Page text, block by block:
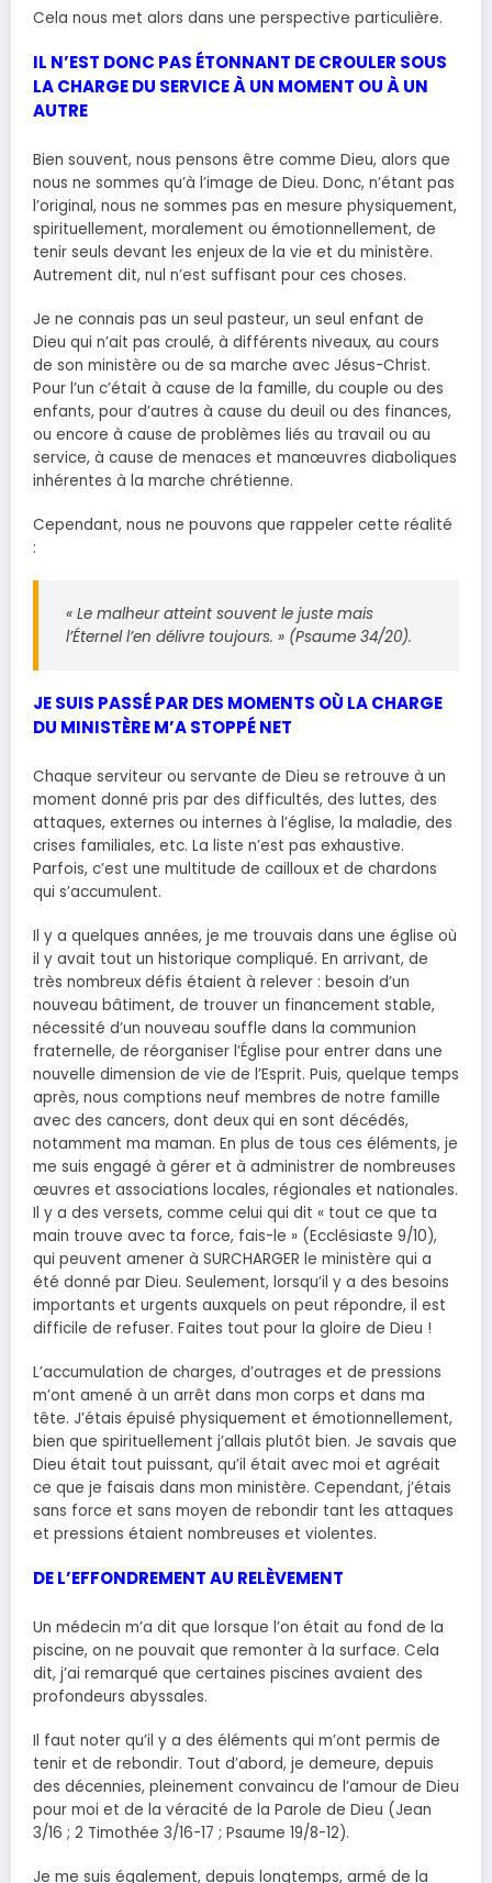
Cela nous met alors dans une perspective particulière.
IL N’EST DONC PAS ÉTONNANT DE CROULER SOUS
LA CHARGE DU SERVICE À UN MOMENT OU À UN
AUTRE
Bien souvent, nous pensons être comme Dieu, alors que
nous ne sommes qu’à l’image de Dieu. Donc, n’étant pas
l’original, nous ne sommes pas en mesure physiquement,
spirituellement, moralement ou émotionnellement, de
tenir seuls devant les enjeux de la vie et du ministère.
Autrement dit, nul n’est suffisant pour ces choses.
Je ne connais pas un seul pasteur, un seul enfant de
Dieu qui n’ait pas croulé, à différents niveaux, au cours
de son ministère ou de sa marche avec Jésus-Christ.
Pour l’un c’était à cause de la famille, du couple ou des
enfants, pour d’autres à cause du deuil ou des finances,
ou encore à cause de problèmes liés au travail ou au
service, à cause de menaces et manœuvres diaboliques
inhérentes à la marche chrétienne.
Cependant, nous ne pouvons que rappeler cette réalité
:
« Le malheur atteint souvent le juste mais
l’Éternel l’en délivre toujours. » (Psaume 34/20).
JE SUIS PASSÉ PAR DES MOMENTS OÙ LA CHARGE
DU MINISTÈRE M’A STOPPÉ NET
Chaque serviteur ou servante de Dieu se retrouve à un
moment donné pris par des difficultés, des luttes, des
attaques, externes ou internes à l’église, la maladie, des
crises familiales, etc. La liste n’est pas exhaustive.
Parfois, c’est une multitude de cailloux et de chardons
qui s’accumulent.
Il y a quelques années, je me trouvais dans une église où
il y avait tout un historique compliqué. En arrivant, de
très nombreux défis étaient à relever : besoin d’un
nouveau bâtiment, de trouver un financement stable,
nécessité d’un nouveau souffle dans la communion
fraternelle, de réorganiser l’Église pour entrer dans une
nouvelle dimension de vie de l’Esprit. Puis, quelque temps
après, nous comptions neuf membres de notre famille
avec des cancers, dont deux qui en sont décédés,
notamment ma maman. En plus de tous ces éléments, je
me suis engagé à gérer et à administrer de nombreuses
œuvres et associations locales, régionales et nationales.
Il y a des versets, comme celui qui dit « tout ce que ta
main trouve avec ta force, fais-le » (Ecclésiaste 9/10),
qui peuvent amener à SURCHARGER le ministère qui a
été donné par Dieu. Seulement, lorsqu’il y a des besoins
importants et urgents auxquels on peut répondre, il est
difficile de refuser. Faites tout pour la gloire de Dieu !
L’accumulation de charges, d’outrages et de pressions
m’ont amené à un arrêt dans mon corps et dans ma
tête. J’étais épuisé physiquement et émotionnellement,
bien que spirituellement j’allais plutôt bien. Je savais que
Dieu était tout puissant, qu’il était avec moi et agréait
ce que je faisais dans mon ministère. Cependant, j’étais
sans force et sans moyen de rebondir tant les attaques
et pressions étaient nombreuses et violentes.
DE L’EFFONDREMENT AU RELÈVEMENT
Un médecin m’a dit que lorsque l’on était au fond de la
piscine, on ne pouvait que remonter à la surface. Cela
dit, j’ai remarqué que certaines piscines avaient des
profondeurs abyssales.
Il faut noter qu’il y a des éléments qui m’ont permis de
tenir et de rebondir. Tout d’abord, je demeure, depuis
des décennies, pleinement convaincu de l’amour de Dieu
pour moi et de la véracité de la Parole de Dieu (Jean
3/16 ; 2 Timothée 3/16-17 ; Psaume 19/8-12).
Je me suis également, depuis longtemps, armé de la